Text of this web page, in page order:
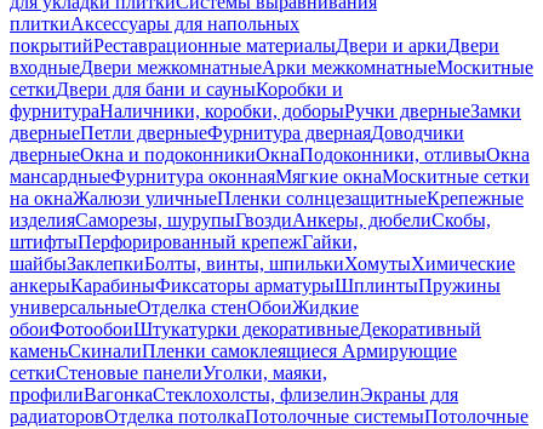
плиткиАксессуары для напольных
покрытийРеставрационные материалыДвери и аркиДвери
входныеДвери межкомнатныеАрки межкомнатныеМоскитные
сеткиДвери для бани и сауныКоробки и
фурнитураНаличники, коробки, доборыРучки дверныеЗамки
дверныеПетли дверныеФурнитура двернаяДоводчики
дверныеОкна и подоконникиОкнаПодоконники, отливыОкна
мансардныеФурнитура оконнаяМягкие окнаМоскитные сетки
на окнаЖалюзи уличныеПленки солнцезащитныеКрепежные
изделияСаморезы, шурупыГвоздиАнкеры, дюбелиСкобы,
штифтыПерфорированный крепежГайки,
шайбыЗаклепкиБолты, винты, шпилькиХомутыХимические
анкерыКарабиныФиксаторы арматурыШплинтыПружины
универсальныеОтделка стенОбоиЖидкие
обоиФотообоиШтукатурки декоративныеДекоративный
каменьСкиналиПленки самоклеящиеся Армирующие
сеткиСтеновые панелиУголки, маяки,
профилиВагонкаСтеклохолсты, флизелинЭкраны для
радиаторовОтделка потолкаПотолочные системыПотолочные